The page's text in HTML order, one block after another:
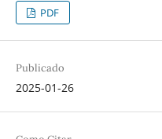
PDF
Publicado
2025-01-26